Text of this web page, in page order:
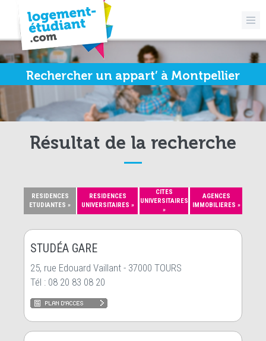
Rechercher un appart’ à Montpellier
Résultat de la recherche
RESIDENCES
ETUDIANTES »
RESIDENCES
UNIVERSITAIRES »
CITES
UNIVERSITAIRES
»
AGENCES
IMMOBILIERES »
STUDÉA GARE
25, rue Edouard Vaillant - 37000 TOURS
Tél : 08 20 83 08 20